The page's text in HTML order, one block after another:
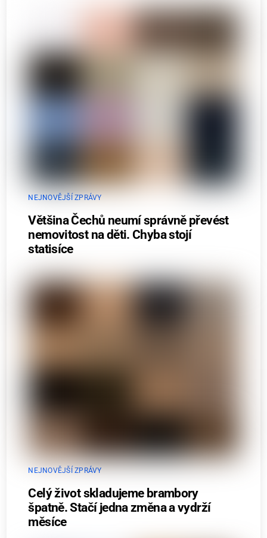
NEJNOVĚJŠÍ ZPRÁVY
Většina Čechů neumí správně převést
nemovitost na děti. Chyba stojí
statisíce
NEJNOVĚJŠÍ ZPRÁVY
Celý život skladujeme brambory
špatně. Stačí jedna změna a vydrží
měsíce